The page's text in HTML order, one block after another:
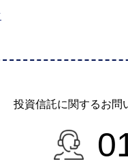
投資信託に関するお問